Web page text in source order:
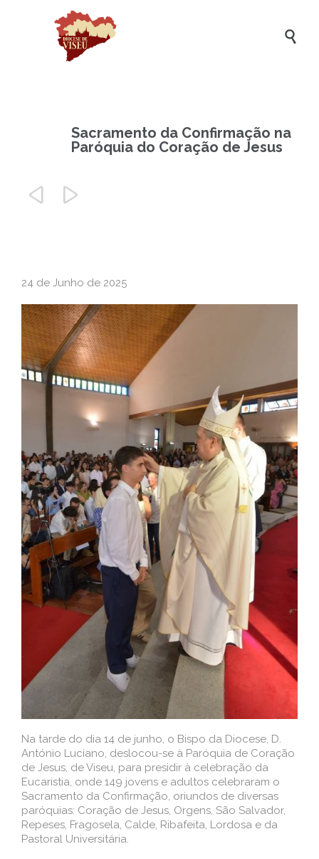

Sacramento da Confirmação na
Paróquia do Coração de Jesus
 
24 de Junho de 2025
Na tarde do dia 14 de junho, o Bispo da Diocese, D.
António Luciano, deslocou-se à Paróquia de Coração
de Jesus, de Viseu, para presidir à celebração da
Eucaristia, onde 149 jovens e adultos celebraram o
Sacramento da Confirmação, oriundos de diversas
paróquias: Coração de Jesus, Orgens, São Salvador,
Repeses, Fragosela, Calde, Ribafeita, Lordosa e da
Pastoral Universitária.